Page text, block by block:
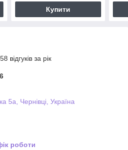
Купити
відгуків за рік
5а, Чернівці, Україна
роботи